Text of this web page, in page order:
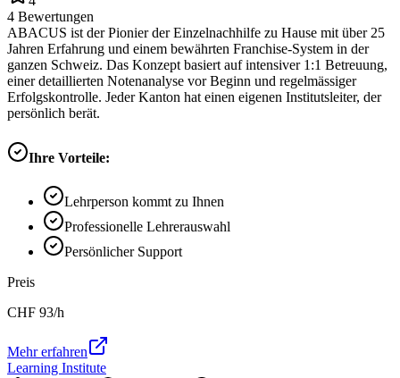
4 Bewertungen
ABACUS ist der Pionier der Einzelnachhilfe zu Hause mit über 25
Jahren Erfahrung und einem bewährten Franchise-System in der
ganzen Schweiz. Das Konzept basiert auf intensiver 1:1 Betreuung,
einer detaillierten Notenanalyse vor Beginn und regelmässiger
Erfolgskontrolle. Jeder Kanton hat einen eigenen Institutsleiter, der
persönlich berät.
Ihre Vorteile:
Lehrperson kommt zu Ihnen
Professionelle Lehrerauswahl
Persönlicher Support
Preis
CHF 93/h
Mehr erfahren
Learning Institute